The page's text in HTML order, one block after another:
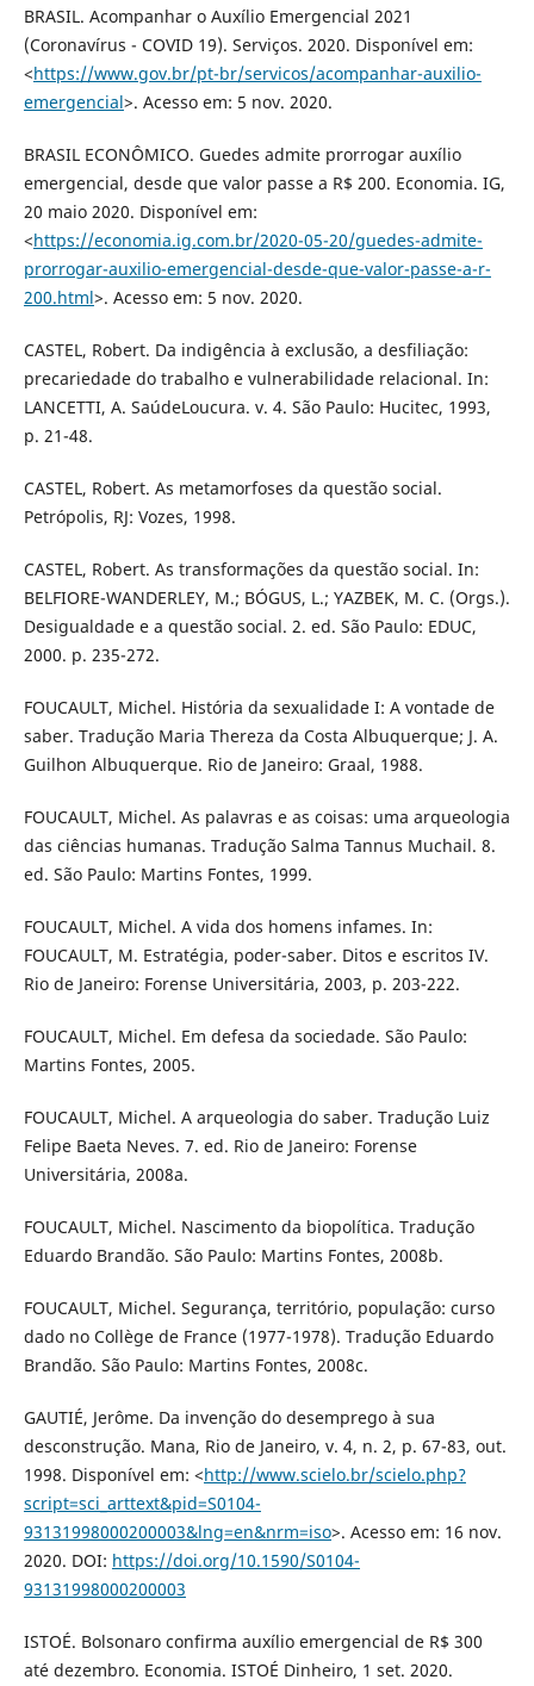
BRASIL. Acompanhar o Auxílio Emergencial 2021
(Coronavírus - COVID 19). Serviços. 2020. Disponível em:
<https://www.gov.br/pt-br/servicos/acompanhar-auxilio-
emergencial>. Acesso em: 5 nov. 2020.
BRASIL ECONÔMICO. Guedes admite prorrogar auxílio
emergencial, desde que valor passe a R$ 200. Economia. IG,
20 maio 2020. Disponível em:
<https://economia.ig.com.br/2020-05-20/guedes-admite-
prorrogar-auxilio-emergencial-desde-que-valor-passe-a-r-
200.html>. Acesso em: 5 nov. 2020.
CASTEL, Robert. Da indigência à exclusão, a desfiliação:
precariedade do trabalho e vulnerabilidade relacional. In:
LANCETTI, A. SaúdeLoucura. v. 4. São Paulo: Hucitec, 1993,
p. 21-48.
CASTEL, Robert. As metamorfoses da questão social.
Petrópolis, RJ: Vozes, 1998.
CASTEL, Robert. As transformações da questão social. In:
BELFIORE-WANDERLEY, M.; BÓGUS, L.; YAZBEK, M. C. (Orgs.).
Desigualdade e a questão social. 2. ed. São Paulo: EDUC,
2000. p. 235-272.
FOUCAULT, Michel. História da sexualidade I: A vontade de
saber. Tradução Maria Thereza da Costa Albuquerque; J. A.
Guilhon Albuquerque. Rio de Janeiro: Graal, 1988.
FOUCAULT, Michel. As palavras e as coisas: uma arqueologia
das ciências humanas. Tradução Salma Tannus Muchail. 8.
ed. São Paulo: Martins Fontes, 1999.
FOUCAULT, Michel. A vida dos homens infames. In:
FOUCAULT, M. Estratégia, poder-saber. Ditos e escritos IV.
Rio de Janeiro: Forense Universitária, 2003, p. 203-222.
FOUCAULT, Michel. Em defesa da sociedade. São Paulo:
Martins Fontes, 2005.
FOUCAULT, Michel. A arqueologia do saber. Tradução Luiz
Felipe Baeta Neves. 7. ed. Rio de Janeiro: Forense
Universitária, 2008a.
FOUCAULT, Michel. Nascimento da biopolítica. Tradução
Eduardo Brandão. São Paulo: Martins Fontes, 2008b.
FOUCAULT, Michel. Segurança, território, população: curso
dado no Collège de France (1977-1978). Tradução Eduardo
Brandão. São Paulo: Martins Fontes, 2008c.
GAUTIÉ, Jerôme. Da invenção do desemprego à sua
desconstrução. Mana, Rio de Janeiro, v. 4, n. 2, p. 67-83, out.
1998. Disponível em: <http://www.scielo.br/scielo.php?
script=sci_arttext&pid=S0104-
93131998000200003&lng=en&nrm=iso>. Acesso em: 16 nov.
2020. DOI: https://doi.org/10.1590/S0104-
93131998000200003
ISTOÉ. Bolsonaro confirma auxílio emergencial de R$ 300
até dezembro. Economia. ISTOÉ Dinheiro, 1 set. 2020.